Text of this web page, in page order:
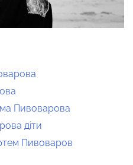
Пивоварова
діти
Пивоваров